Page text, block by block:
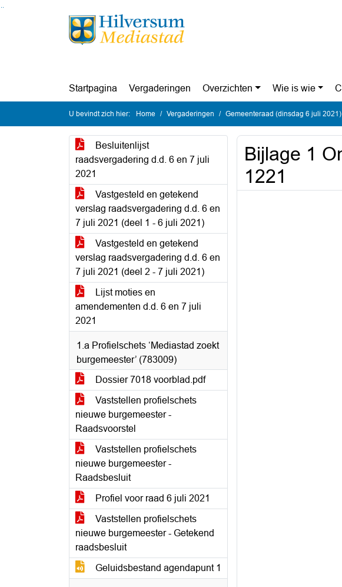
Ga naar de inhoud van deze pagina
Ga naar het zoeken
Ga naar het menu
Startpagina Vergaderingen Overzichten Wie is wie
U bevindt zich hier: Home Vergaderingen Gemeenteraad (dinsdag 6 juli 2021)
Besluitenlijst
raadsvergadering d.d. 6 en 7 juli
2021
Vastgesteld en getekend
verslag raadsvergadering d.d. 6 en
7 juli 2021 (deel 1 - 6 juli 2021)
Vastgesteld en getekend
verslag raadsvergadering d.d. 6 en
7 juli 2021 (deel 2 - 7 juli 2021)
Lijst moties en
amendementen d.d. 6 en 7 juli
2021
1.a Profielschets ‘Mediastad zoekt
burgemeester’ (783009)
Dossier 7018 voorblad.pdf
Vaststellen profielschets
nieuwe burgemeester -
Raadsvoorstel
Vaststellen profielschets
nieuwe burgemeester -
Raadsbesluit
Profiel voor raad 6 juli 2021
Vaststellen profielschets
nieuwe burgemeester - Getekend
raadsbesluit
Geluidsbestand agendapunt 1
Bijlage 1
1221